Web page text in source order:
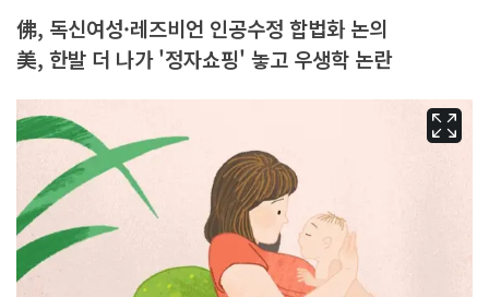
佛, 독신여성·레즈비언 인공수정 합법화 논의
美, 한발 더 나가 '정자쇼핑' 놓고 우생학 논란